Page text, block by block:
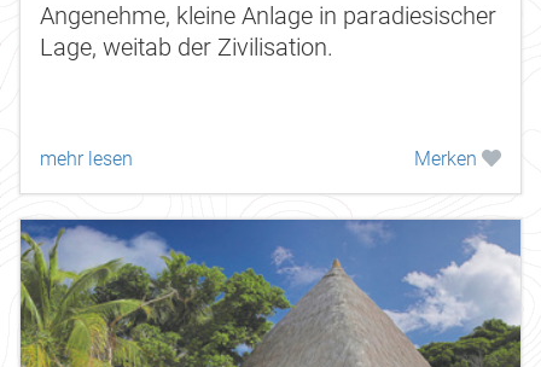
Angenehme, kleine Anlage in paradiesischer
Lage, weitab der Zivilisation.
mehr lesen Merken